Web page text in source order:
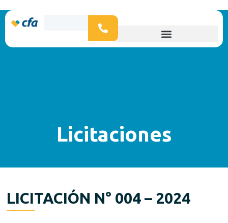
Licitaciones
LICITACIÓN N° 004 – 2024